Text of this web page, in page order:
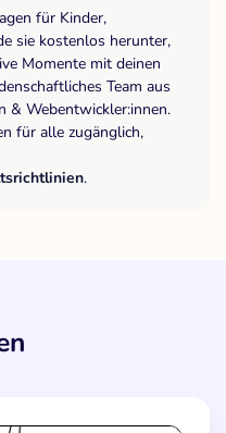
für Kinder,
sie kostenlos herunter,
Momente mit deinen
Team aus
& Webentwickler:innen.
für alle zugänglich,
.